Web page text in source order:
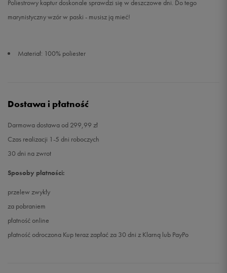
Poliestrowy kaptur doskonale sprawdzi się w deszczowe dni. Do tego
marynistyczny wzór w paski - musisz ją mieć!
Materiał: 100% poliester
Dostawa i płatność
Darmowa dostawa od 299,99 zł
Czas realizacji 1-5 dni roboczych
30 dni na zwrot
Sposoby płatności:
przelew zwykły
za pobraniem
płatność online
płatność odroczona Kup teraz zapłać za 30 dni z Klarną lub PayPo